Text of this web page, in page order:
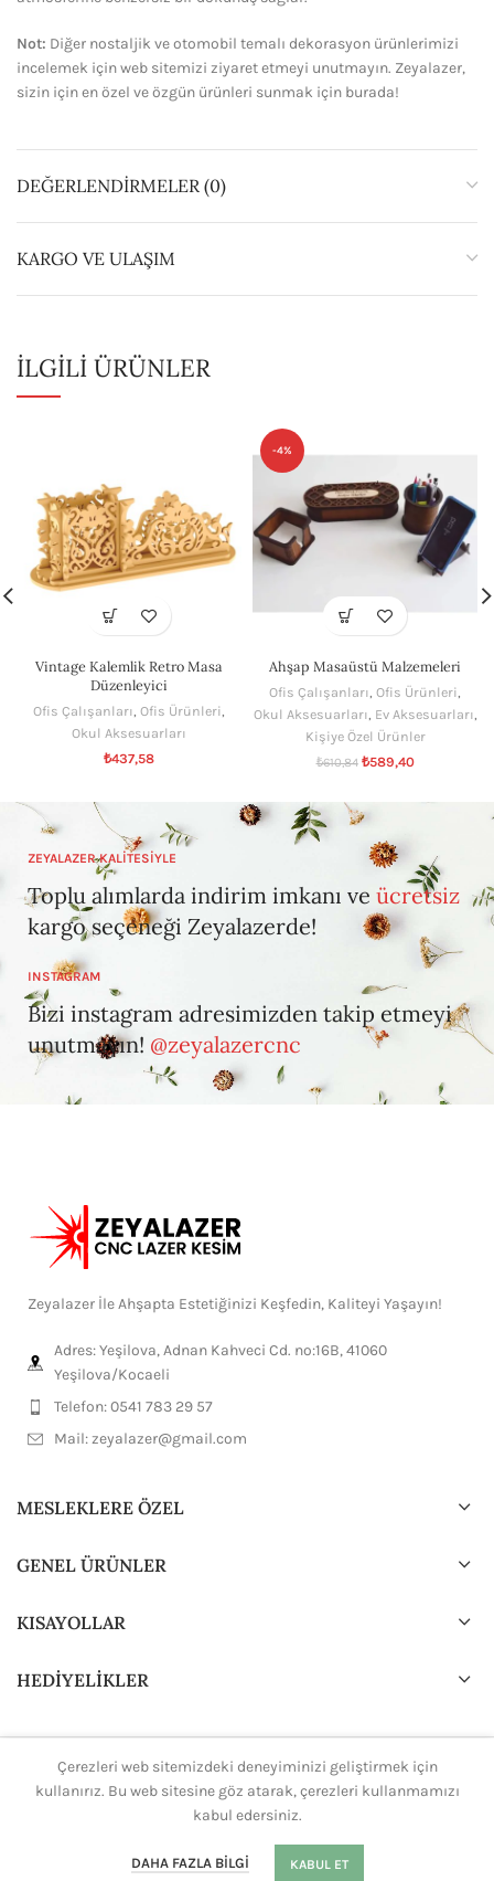
Not: Diğer nostaljik ve otomobil temalı dekorasyon ürünlerimizi
incelemek için web sitemizi ziyaret etmeyi unutmayın. Zeyalazer,
sizin için en özel ve özgün ürünleri sunmak için burada!
DEĞERLENDIRMELER (0)
KARGO VE ULAŞIM
İLGILI ÜRÜNLER
Vintage Kalemlik Retro Masa
Düzenleyici
Ofis Çalışanları, Ofis Ürünleri,
Okul Aksesuarları
₺437,58
-4%
Ahşap Masaüstü Malzemeleri
Ofis Çalışanları, Ofis Ürünleri,
Okul Aksesuarları, Ev Aksesuarları,
Kişiye Özel Ürünler
₺610,84 ₺589,40
ZEYALAZER KALİTESİYLE
Toplu alımlarda indirim imkanı veücretsiz
kargo seçeneği Zeyalazerde!
INSTAGRAM
Bizi instagram adresimizden takip etmeyi
unutmayın! @zeyalazercnc
Zeyalazer İle Ahşapta Estetiğinizi Keşfedin, Kaliteyi Yaşayın!
Adres: Yeşilova, Adnan Kahveci Cd. no:16B, 41060
Yeşilova/Kocaeli
Telefon: 0541 783 29 57
Mail:zeyalazer@gmail.com
MESLEKLERE ÖZEL
GENEL ÜRÜNLER
KISAYOLLAR
HEDİYELİKLER
2024 Tasarım ve DizaynH.Ali.KTüm hakları saklıdır.
Çerezleri web sitemizdeki deneyiminizi geliştirmek için
kullanırız. Bu web sitesine göz atarak, çerezleri kullanmamızı
kabul edersiniz.
DAHA FAZLA BILGI KABUL ET